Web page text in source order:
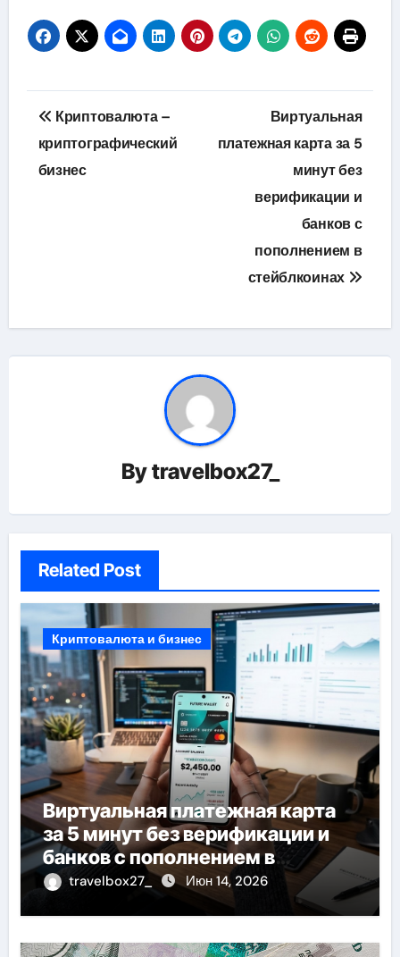
Навигация
по
записям
Криптовалюта –
криптографический
бизнес
Виртуальная
платежная карта за 5
минут без
верификации и
банков с
пополнением в
стейблкоинах
Bytravelbox27_
Related Post
Криптовалюта и бизнес
Виртуальная платежная карта
за 5 минут без верификации и
банков с пополнением в
стейблкоинах
travelbox27_ Июн 14, 2026